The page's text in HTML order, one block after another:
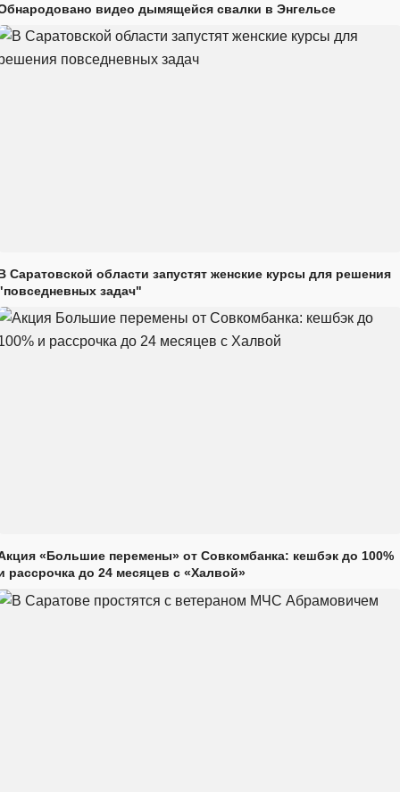
видео дымящейся свалки в Энгельсе
Саратовской области запустят женские курсы для решения
задач"
«Большие перемены» от Совкомбанка: кешбэк до 100%
рассрочка до 24 месяцев с «Халвой»